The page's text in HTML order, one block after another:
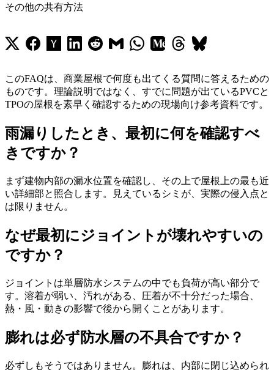
その他の共有方法
このFAQは、商業屋根で何度も出てくる質問に答えるための
ものです。理論説明ではなく、すでに問題が出ているPVCと
TPOの屋根を素早く確認するための現場向け参考資料です。
雨漏りしたとき、最初に何を確認すべ
きですか？
まず建物内部の漏水位置を確認し、その上で屋根上の最も近
い詳細部と照合します。見えているシミが、実際の侵入点と
は限りません。
なぜ最初にジョイントが壊れやすいの
ですか？
ジョイントは単層防水システムの中でも負荷が高い部分で
す。溶着が弱い、汚れがある、圧着が不十分だった場合、
熱・風・動きの影響で後から開くことがあります。
膨れは必ず防水層の不具合ですか？
必ずしもそうではありません。膨れは、内部に閉じ込められ